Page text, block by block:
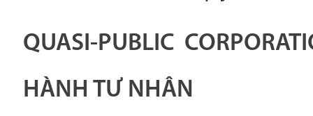
QUASI-PUBLIC
HÀNH TƯ NHÂN